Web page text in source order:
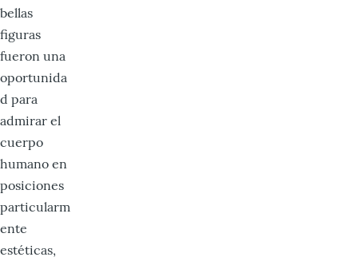
bellas
figuras
fueron una
oportunida
d para
admirar el
cuerpo
humano en
posiciones
particularm
ente
estéticas,